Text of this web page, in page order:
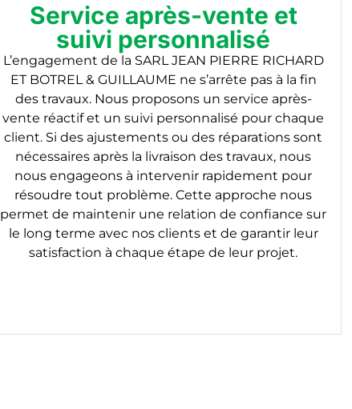
Service après-vente et
suivi personnalisé
L’engagement de la SARL JEAN PIERRE RICHARD
ET BOTREL & GUILLAUME ne s’arrête pas à la fin
des travaux. Nous proposons un service après-
vente réactif et un suivi personnalisé pour chaque
client. Si des ajustements ou des réparations sont
nécessaires après la livraison des travaux, nous
nous engageons à intervenir rapidement pour
résoudre tout problème. Cette approche nous
permet de maintenir une relation de confiance sur
le long terme avec nos clients et de garantir leur
satisfaction à chaque étape de leur projet.